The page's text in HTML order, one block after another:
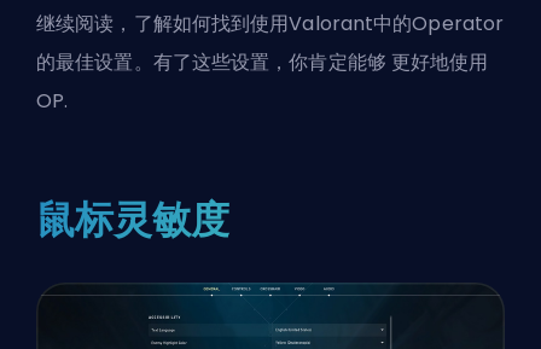
继续阅读，了解如何找到使用Valorant中的Operator
的最佳设置。有了这些设置，你肯定能够 更好地使用
OP.
鼠标灵敏度